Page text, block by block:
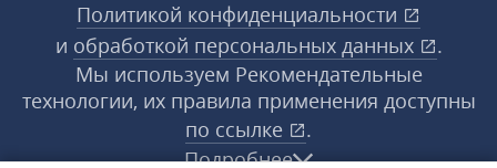
Политикой конфиденциальности
и обработкой персональных данных
.
Мы используем Рекомендательные
технологии, их правила применения доступны
по ссылке
.
Подробнее